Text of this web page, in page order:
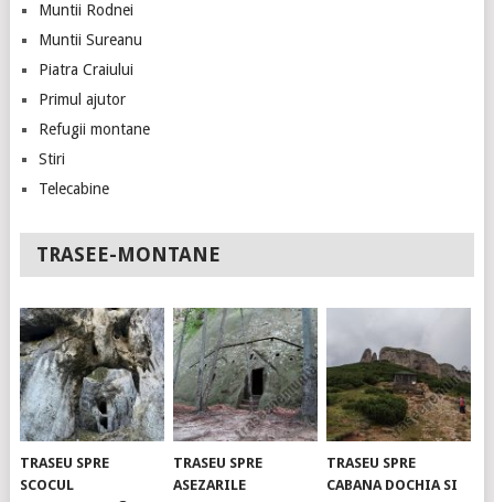
Muntii Rodnei
Muntii Sureanu
Piatra Craiului
Primul ajutor
Refugii montane
Stiri
Telecabine
TRASEE-MONTANE
TRASEU SPRE
SCOCUL
TRASEU SPRE
ASEZARILE
TRASEU SPRE
CABANA DOCHIA SI